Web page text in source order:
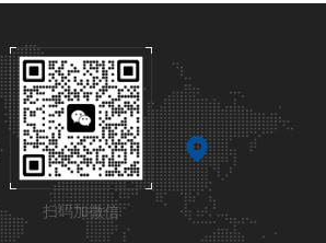
扫码加微信